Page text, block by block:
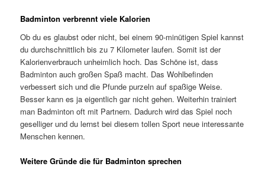
Badminton verbrennt viele Kalorien
Ob du es glaubst oder nicht, bei einem 90-minütigen Spiel kannst
du durchschnittlich bis zu 7 Kilometer laufen. Somit ist der
Kalorienverbrauch unheimlich hoch. Das Schöne ist, dass
Badminton auch großen Spaß macht. Das Wohlbefinden
verbessert sich und die Pfunde purzeln auf spaßige Weise.
Besser kann es ja eigentlich gar nicht gehen. Weiterhin trainiert
man Badminton oft mit Partnern. Dadurch wird das Spiel noch
geselliger und du lernst bei diesem tollen Sport neue interessante
Menschen kennen.
Weitere Gründe die für Badminton sprechen